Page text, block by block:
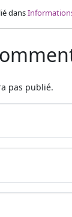
dans
pas publié.